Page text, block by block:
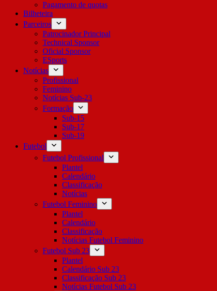
Pagamento de quotas
Bilheteira
Parceiros
Patrocinador Principal
Technical Sponsor
Oficial Sponsor
ESports
Notícias
Profissional
Feminino
Notícias Sub-23
Formação
Sub-15
Sub-17
Sub-19
Futebol
Futebol Profissional
Plantel
Calendário
Classificação
Notícias
Futebol Feminino
Plantel
Calendário
Classificação
Notícias Futebol Feminino
Futebol Sub 23
Plantel
Calendário Sub 23
Classificação Sub 23
Notícias Futebol Sub 23